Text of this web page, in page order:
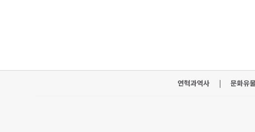
연혁과역사 | 문화유물